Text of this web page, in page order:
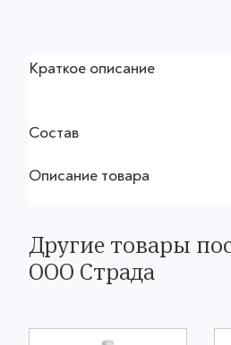
Краткое описание
Состав
Описание товара
Другие товары
ООО Страда